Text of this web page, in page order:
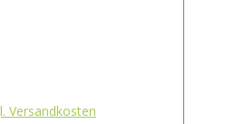
seine spezielle
das Salz auf der
Versandkosten